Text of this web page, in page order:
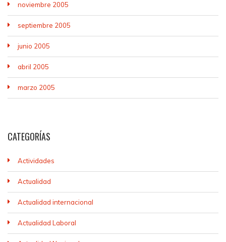
noviembre 2005
septiembre 2005
junio 2005
abril 2005
marzo 2005
CATEGORÍAS
Actividades
Actualidad
Actualidad internacional
Actualidad Laboral